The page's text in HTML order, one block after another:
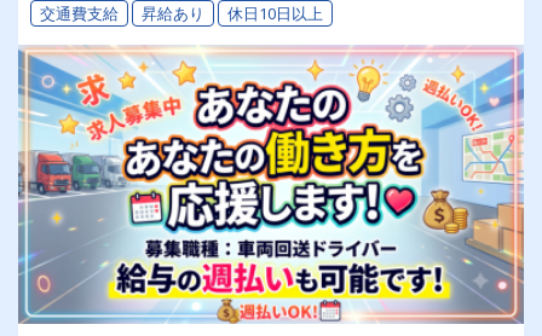
交通費支給 昇給あり 休日10日以上